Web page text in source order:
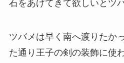
石をあげてきて欲しいとツ
ツバメは早く南へ渡りたか
た通り王子の剣の装飾に使